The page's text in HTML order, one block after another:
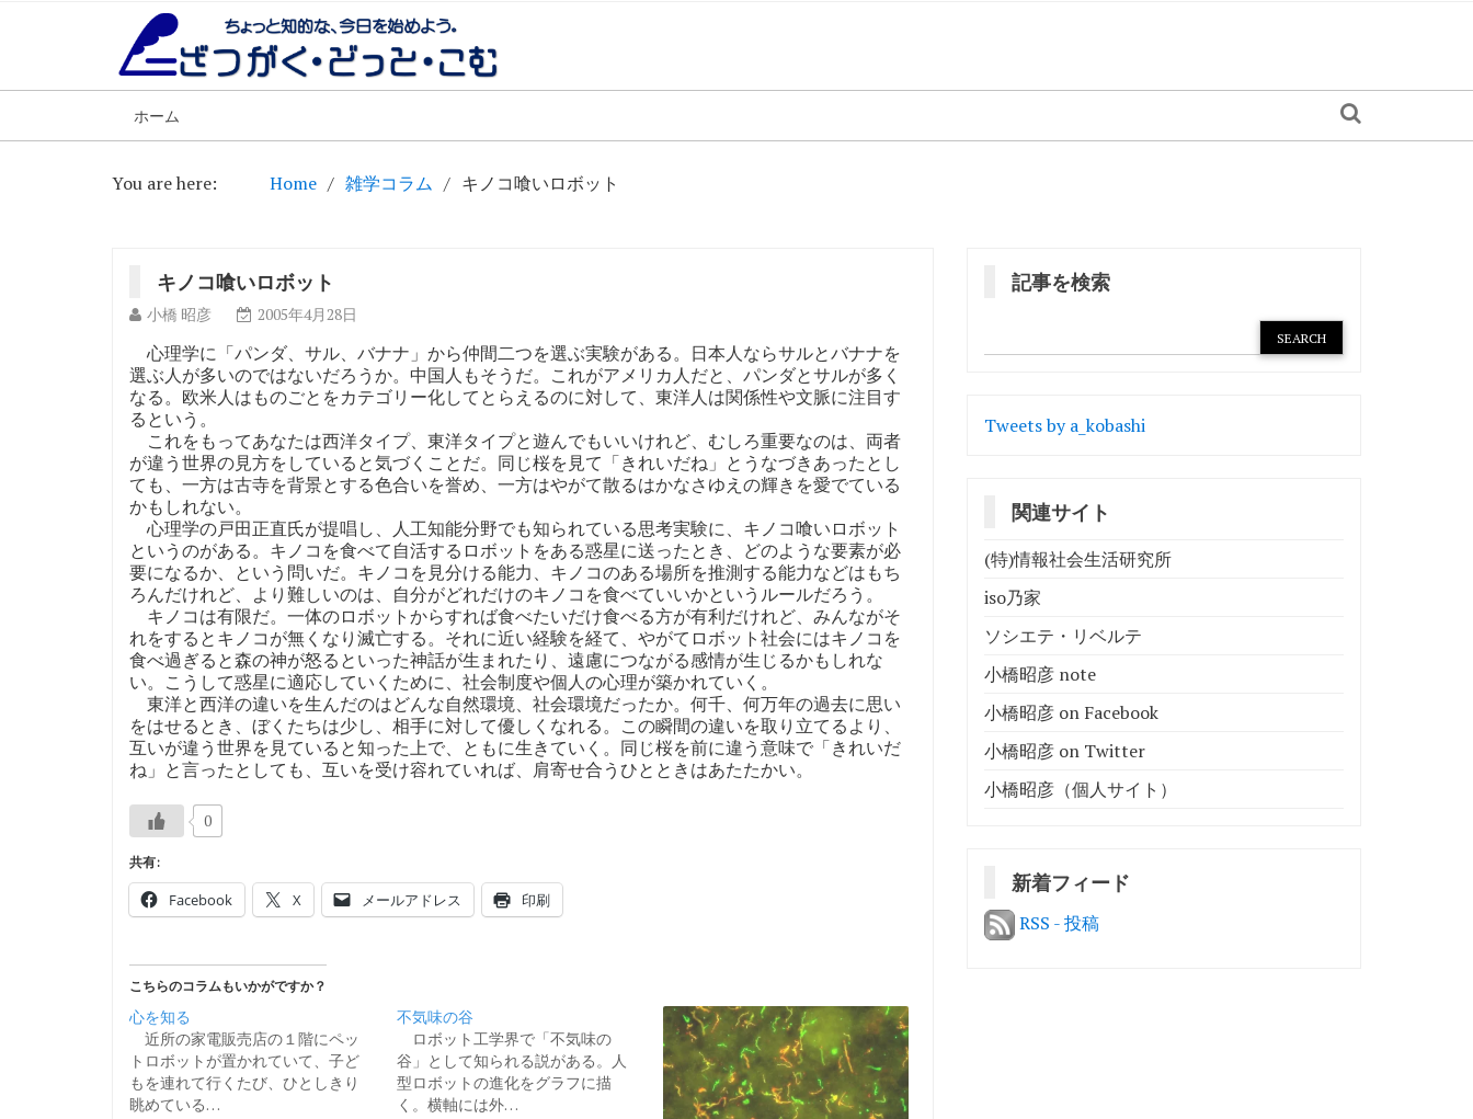
ホーム
You are here: Home 雑学コラム キノコ喰いロボット
キノコ喰いロボット
小橋 昭彦 2005年4月28日
心理学に「パンダ、サル、バナナ」から仲間二つを選ぶ実験がある。日本人ならサルとバナナを
選ぶ人が多いのではないだろうか。中国人もそうだ。これがアメリカ人だと、パンダとサルが多く
なる。欧米人はものごとをカテゴリー化してとらえるのに対して、東洋人は関係性や文脈に注目す
るという。
これをもってあなたは西洋タイプ、東洋タイプと遊んでもいいけれど、むしろ重要なのは、両者
が違う世界の見方をしていると気づくことだ。同じ桜を見て「きれいだね」とうなづきあったとし
ても、一方は古寺を背景とする色合いを誉め、一方はやがて散るはかなさゆえの輝きを愛でている
かもしれない。
心理学の戸田正直氏が提唱し、人工知能分野でも知られている思考実験に、キノコ喰いロボット
というのがある。キノコを食べて自活するロボットをある惑星に送ったとき、どのような要素が必
要になるか、という問いだ。キノコを見分ける能力、キノコのある場所を推測する能力などはもち
ろんだけれど、より難しいのは、自分がどれだけのキノコを食べていいかというルールだろう。
キノコは有限だ。一体のロボットからすれば食べたいだけ食べる方が有利だけれど、みんながそ
れをするとキノコが無くなり滅亡する。それに近い経験を経て、やがてロボット社会にはキノコを
食べ過ぎると森の神が怒るといった神話が生まれたり、遠慮につながる感情が生じるかもしれな
い。こうして惑星に適応していくために、社会制度や個人の心理が築かれていく。
東洋と西洋の違いを生んだのはどんな自然環境、社会環境だったか。何千、何万年の過去に思い
をはせるとき、ぼくたちは少し、相手に対して優しくなれる。この瞬間の違いを取り立てるより、
互いが違う世界を見ていると知った上で、ともに生きていく。同じ桜を前に違う意味で「きれいだ
ね」と言ったとしても、互いを受け容れていれば、肩寄せ合うひとときはあたたかい。
0
共有:
Facebook X メールアドレス 印刷
こちらのコラムもいかがですか？
心を知る
近所の家電販売店の１階にペッ
トロボットが置かれていて、子ど
もを連れて行くたび、ひとしきり
眺めている…
不気味の谷
ロボット工学界で「不気味の
谷」として知られる説がある。人
型ロボットの進化をグラフに描
く。横軸には外…
記事を検索
Tweets by a_kobashi
関連サイト
(特)情報社会生活研究所
iso乃家
ソシエテ・リベルテ
小橋昭彦 note
小橋昭彦 on Facebook
小橋昭彦 on Twitter
小橋昭彦（個人サイト）
新着フィード
RSS - 投稿